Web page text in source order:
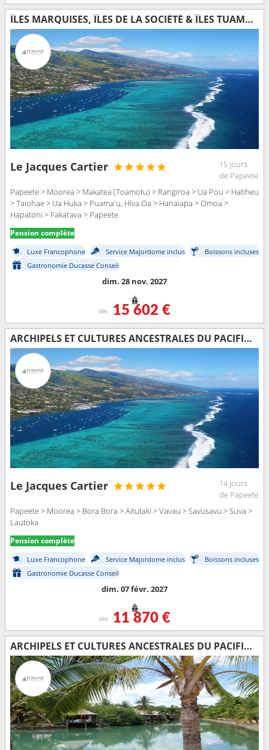
ÎLES MARQUISES, ÎLES DE LA SOCIÉTÉ & ÎLES TUAMOTU
Le Jacques Cartier
15 jours
de Papeete
Papeete > Moorea > Makatea (Toamotu) > Rangiroa > Ua Pou > Hatiheu
> Taiohae > Ua Huka > Puama'u, Hiva Oa > Hanaiapa > Omoa >
Hapatoni > Fakarava > Papeete
Pension complète
Luxe Francophone Service Majordome inclus
Boissons incluses
Gastronomie Ducasse Conseil
dim. 28 nov. 2027
dès 15 602 €
ARCHIPELS ET CULTURES ANCESTRALES DU PACIFIQUE SUD
Le Jacques Cartier
14 jours
de Papeete
Papeete > Moorea > Bora Bora > Aitutaki > Vavau > Savusavu > Suva >
Lautoka
Pension complète
Luxe Francophone Service Majordome inclus
Boissons incluses
Gastronomie Ducasse Conseil
dim. 07 févr. 2027
dès 11 870 €
ARCHIPELS ET CULTURES ANCESTRALES DU PACIFIQUE SUD